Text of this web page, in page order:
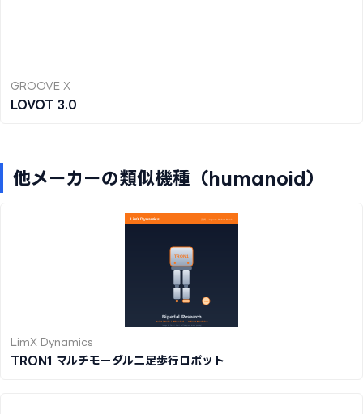
GROOVE X
LOVOT 3.0
他メーカーの類似機種（humanoid）
LimX Dynamics
TRON1 マルチモーダル二足歩行ロボット